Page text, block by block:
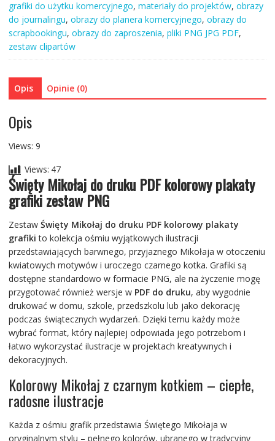
kolorowy
plakaty
grafiki
zestaw
PNG
grafiki do użytku komercyjnego, materiały do projektów, obrazy
do journalingu, obrazy do planera komercyjnego, obrazy do
scrapbookingu, obrazy do zaproszenia, pliki PNG JPG PDF,
zestaw clipartów
Opis Opinie (0)
Opis
Views: 9
Views: 47
Święty Mikołaj do druku PDF kolorowy plakaty
grafiki zestaw PNG
Zestaw Święty Mikołaj do druku PDF kolorowy plakaty
grafikito kolekcja ośmiu wyjątkowych ilustracji
przedstawiających barwnego, przyjaznego Mikołaja w otoczeniu
kwiatowych motywów i uroczego czarnego kotka. Grafiki są
dostępne standardowo w formacie PNG, ale na życzenie mogę
przygotować również wersje w PDF do druku, aby wygodnie
drukować w domu, szkole, przedszkolu lub jako dekorację
podczas świątecznych wydarzeń. Dzięki temu każdy może
wybrać format, który najlepiej odpowiada jego potrzebom i
łatwo wykorzystać ilustracje w projektach kreatywnych i
dekoracyjnych.
Kolorowy Mikołaj z czarnym kotkiem – ciepłe,
radosne ilustracje
Każda z ośmiu grafik przedstawia Świętego Mikołaja w
oryginalnym stylu – pełnego kolorów, ubranego w tradycyjny